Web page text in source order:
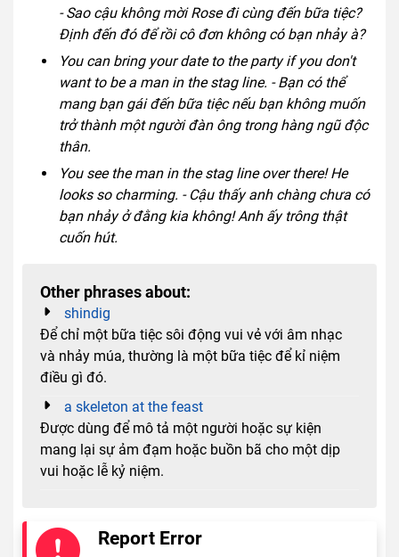
- Sao cậu không mời Rose đi cùng đến bữa tiệc?
Định đến đó để rồi cô đơn không có bạn nhảy à?
You can bring your date to the party if you don't
want to be a man in the stag line. - Bạn có thể
mang bạn gái đến bữa tiệc nếu bạn không muốn
trở thành một người đàn ông trong hàng ngũ độc
thân.
You see the man in the stag line over there! He
looks so charming. - Cậu thấy anh chàng chưa có
bạn nhảy ở đằng kia không! Anh ấy trông thật
cuốn hút.
Other phrases about:
shindig
Để chỉ một bữa tiệc sôi động vui vẻ với âm nhạc
và nhảy múa, thường là một bữa tiệc để kỉ niệm
điều gì đó.
a skeleton at the feast
Được dùng để mô tả một người hoặc sự kiện
mang lại sự ảm đạm hoặc buồn bã cho một dịp
vui hoặc lễ kỷ niệm.
Report Error